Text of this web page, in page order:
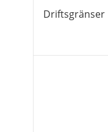
Driftsgränser